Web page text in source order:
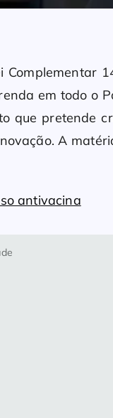
em todo o
que pretende
A
antivacina